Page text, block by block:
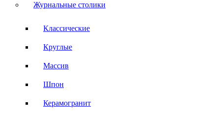
Журнальные столики
Классические
Круглые
Массив
Шпон
Керамогранит